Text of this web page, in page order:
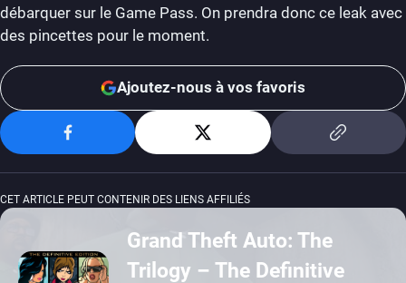
débarquer sur le Game Pass. On prendra donc ce leak avec
des pincettes pour le moment.
Ajoutez-nous à vos favoris
CET ARTICLE PEUT CONTENIR DES LIENS AFFILIÉS
Grand Theft Auto: The
Trilogy – The Definitive